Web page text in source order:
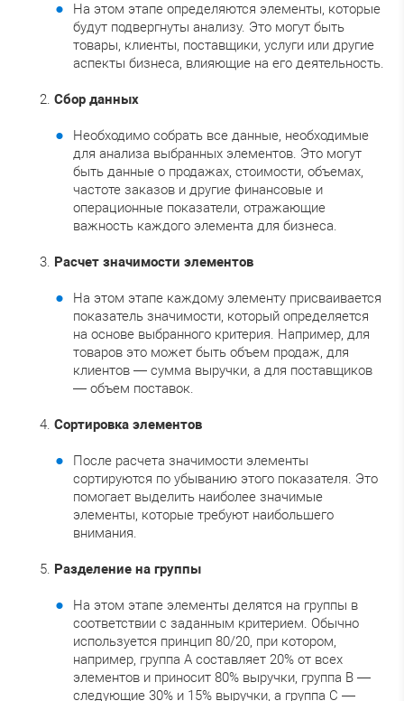
На этом этапе определяются элементы, которые
будут подвергнуты анализу. Это могут быть
товары, клиенты, поставщики, услуги или другие
аспекты бизнеса, влияющие на его деятельность.
Сбор данных
Необходимо собрать все данные, необходимые
для анализа выбранных элементов. Это могут
быть данные о продажах, стоимости, объемах,
частоте заказов и другие финансовые и
операционные показатели, отражающие
важность каждого элемента для бизнеса.
Расчет значимости элементов
На этом этапе каждому элементу присваивается
показатель значимости, который определяется
на основе выбранного критерия. Например, для
товаров это может быть объем продаж, для
клиентов — сумма выручки, а для поставщиков
— объем поставок.
Сортировка элементов
После расчета значимости элементы
сортируются по убыванию этого показателя. Это
помогает выделить наиболее значимые
элементы, которые требуют наибольшего
внимания.
Разделение на группы
На этом этапе элементы делятся на группы в
соответствии с заданным критерием. Обычно
используется принцип 80/20, при котором,
например, группа А составляет 20% от всех
элементов и приносит 80% выручки, группа В —
следующие 30% и 15% выручки, а группа С —